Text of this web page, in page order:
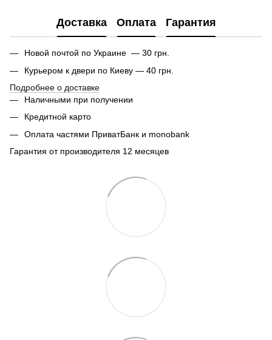
Доставка Оплата Гарантия
Новой почтой по Украине — 30 грн.
Курьером к двери по Киеву — 40 грн.
Подробнее о доставке
Наличными при получении
Кредитной карто
Оплата частями ПриватБанк и monobank
Гарантия от производителя 12 месяцев